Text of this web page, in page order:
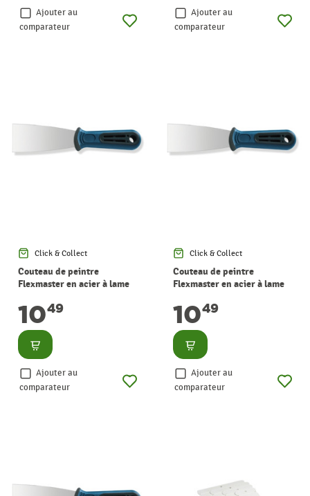
Ajouter au
comparateur
Ajouter au
comparateur
Click & Collect
Couteau de peintre
Flexmaster en acier à lame
1049
Consulter
Ajouter au
comparateur
Click & Collect
Couteau de peintre
Flexmaster en acier à lame
1049
Consulter
Ajouter au
comparateur